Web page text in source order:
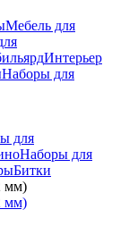
Мебель для
Интерьер
Наборы для
для
Наборы для
Битки
мм)